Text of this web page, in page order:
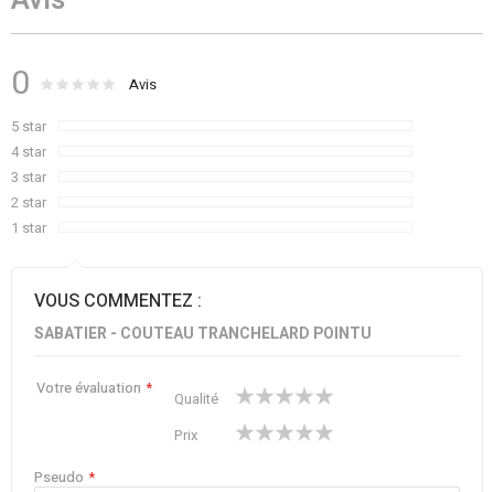
0 Évaluation : % of100
Avis
5 star
4 star
3 star
2 star
1 star
VOUS COMMENTEZ :
SABATIER - COUTEAU TRANCHELARD POINTU
Votre évaluation
Qualité
starstarsstarsstarsstars
Prix
starstarsstarsstarsstars
Pseudo